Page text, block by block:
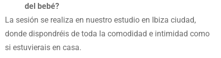
del bebé?
La sesión se realiza en nuestro estudio en Ibiza ciudad,
donde dispondréis de toda la comodidad e intimidad como
si estuvierais en casa.